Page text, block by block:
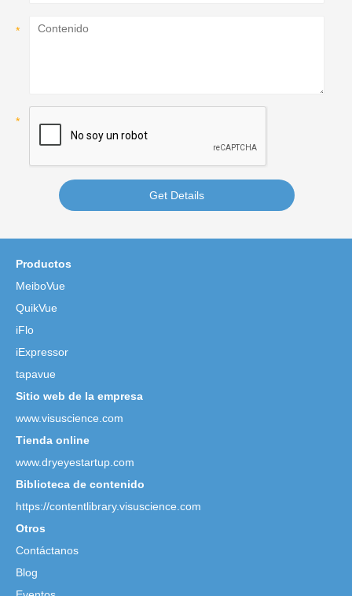
Get Details
Productos
MeiboVue
QuikVue
iFlo
iExpressor
tapavue
Sitio web de la empresa
www.visuscience.com
Tienda online
www.dryeyestartup.com
Biblioteca de contenido
https://contentlibrary.visuscience.com
Otros
Contáctanos
Blog